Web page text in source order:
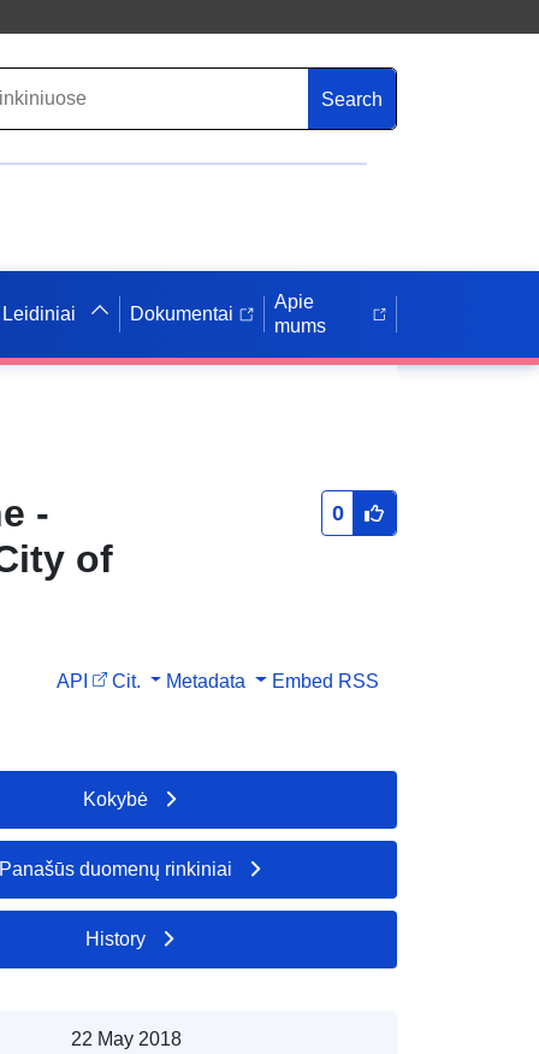
Search
Leidiniai Dokumentai
Apie
mums
-
of
0
API Cit. Metadata Embed RSS
Kokybė
Panašūs duomenų rinkiniai
History
22 May 2018